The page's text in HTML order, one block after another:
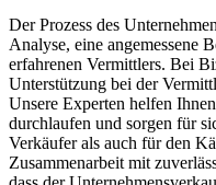
Der Prozess des
Analyse, eine angemessene
erfahrenen Vermittlers. Bei
Unterstützung bei der
Unsere Experten helfen
durchlaufen und sorgen für
Verkäufer als auch für den
Zusammenarbeit mit